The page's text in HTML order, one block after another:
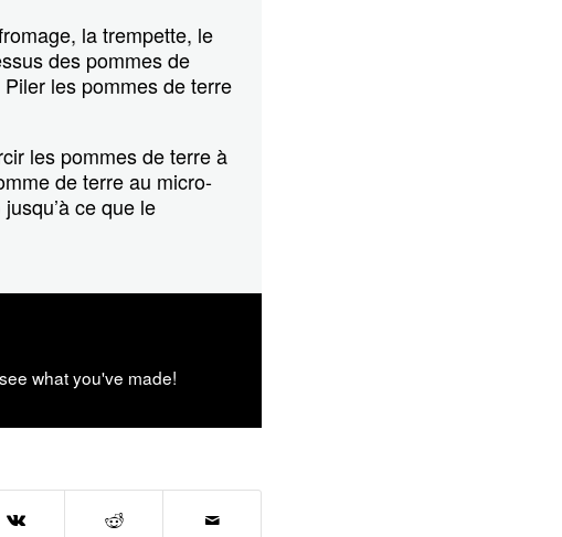
la trempette, le
des pommes de
les pommes de terre
les pommes de terre à
de terre au micro-
ce que le
what you've made!